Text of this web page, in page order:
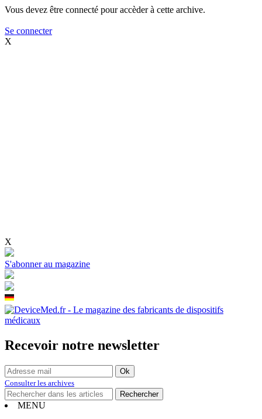
Vous devez être connecté pour accèder à cette archive.
Se connecter
X
X
S'abonner au magazine
Recevoir notre newsletter
Consulter les archives
MENU